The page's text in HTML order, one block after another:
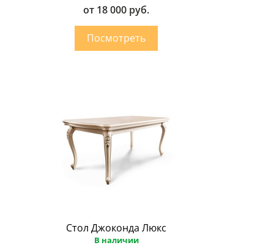
от 18 000 руб.
Стол Джоконда Люкс
В наличии